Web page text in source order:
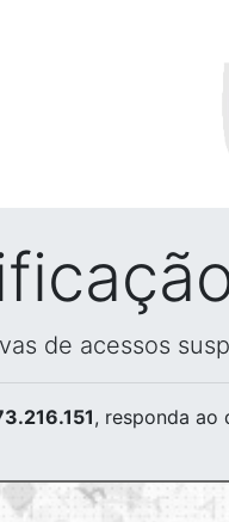
de acessos
, responda ao